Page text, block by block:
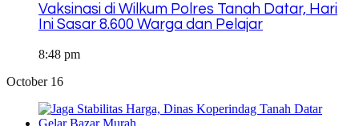
Vaksinasi di Wilkum Polres Tanah Datar, Hari
Ini Sasar 8.600 Warga dan Pelajar
8:48 pm
October 16